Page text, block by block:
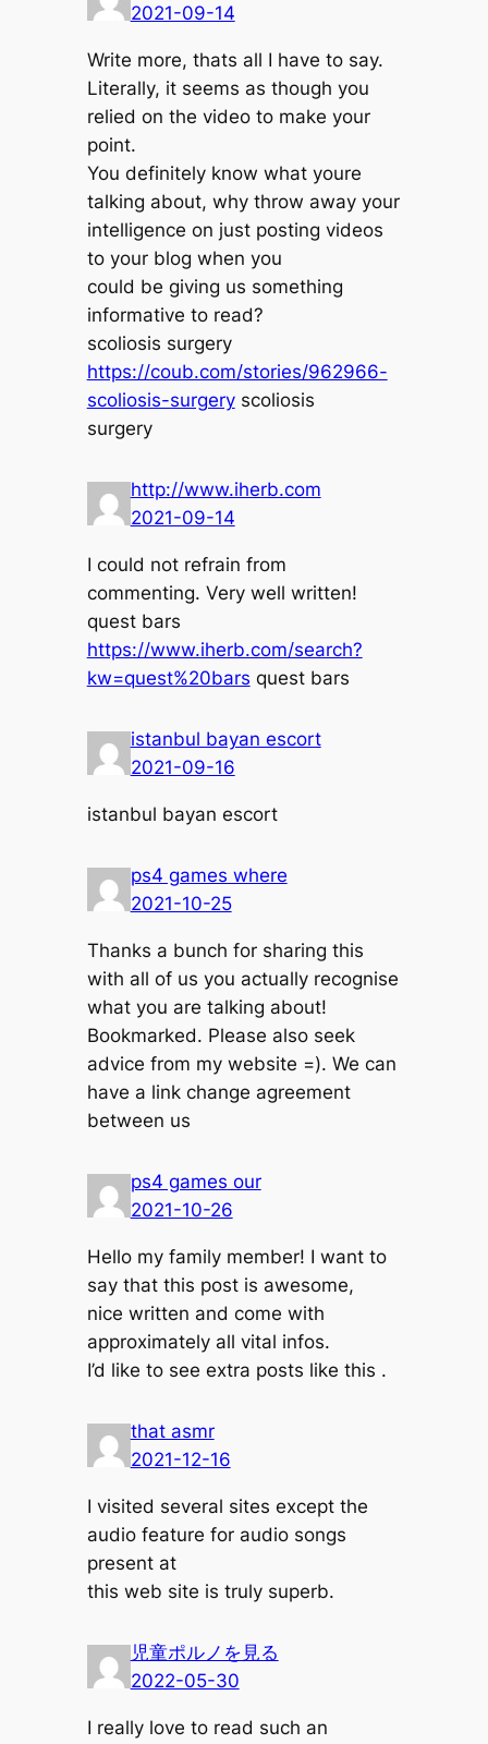
2021-09-14
Write more, thats all I have to say.
Literally, it seems as though you
relied on the video to make your
point.
You definitely know what youre
talking about, why throw away your
intelligence on just posting videos
to your blog when you
could be giving us something
informative to read?
scoliosis surgery
https://coub.com/stories/962966-
scoliosis-surgeryscoliosis
surgery
http://www.iherb.com
2021-09-14
I could not refrain from
commenting. Very well written!
quest bars
https://www.iherb.com/search?
kw=quest%20bars quest bars
istanbul bayan escort
2021-09-16
istanbul bayan escort
ps4 games where
2021-10-25
Thanks a bunch for sharing this
with all of us you actually recognise
what you are talking about!
Bookmarked. Please also seek
advice from my website =). We can
have a link change agreement
between us
ps4 games our
2021-10-26
Hello my family member! I want to
say that this post is awesome,
nice written and come with
approximately all vital infos.
I’d like to see extra posts like this .
that asmr
2021-12-16
I visited several sites except the
audio feature for audio songs
present at
this web site is truly superb.
児童ポルノを見る
2022-05-30
I really love to read such an